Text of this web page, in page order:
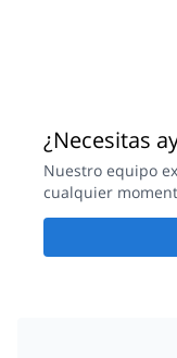
¿Necesitas
Nuestro equipo
cualquier